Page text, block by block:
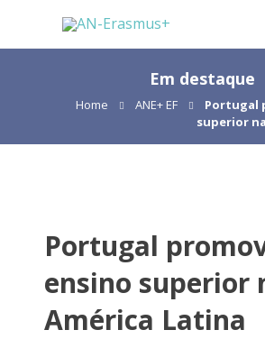
Em destaque
Home ANE+ EF
Portugal
superior
Portugal
ensino superior
América Latina